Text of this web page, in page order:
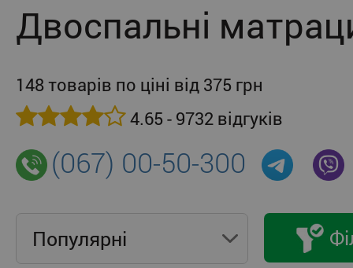
Двоспальні
148 товарів по ціні від 375 грн
4.65 - 9732 відгуків
(067) 00-50-300
Популярнi